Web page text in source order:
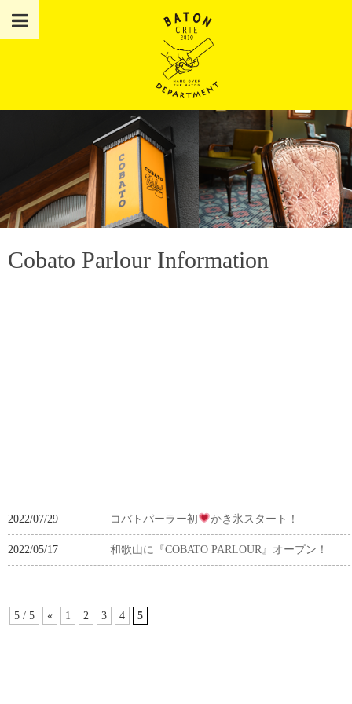
Cobato Parlour Information
2022/07/29 コバトパーラー初 かき氷スタート！
2022/05/17 和歌山に『COBATO PARLOUR』オープン！
5 / 5 « 1 2 3 4 5